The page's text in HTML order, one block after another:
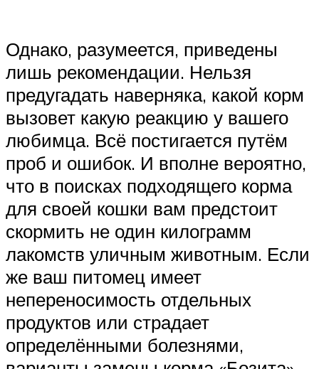
Однако, разумеется, приведены
лишь рекомендации. Нельзя
предугадать наверняка, какой корм
вызовет какую реакцию у вашего
любимца. Всё постигается путём
проб и ошибок. И вполне вероятно,
что в поисках подходящего корма
для своей кошки вам предстоит
скормить не один килограмм
лакомств уличным животным. Если
же ваш питомец имеет
непереносимость отдельных
продуктов или страдает
определёнными болезнями,